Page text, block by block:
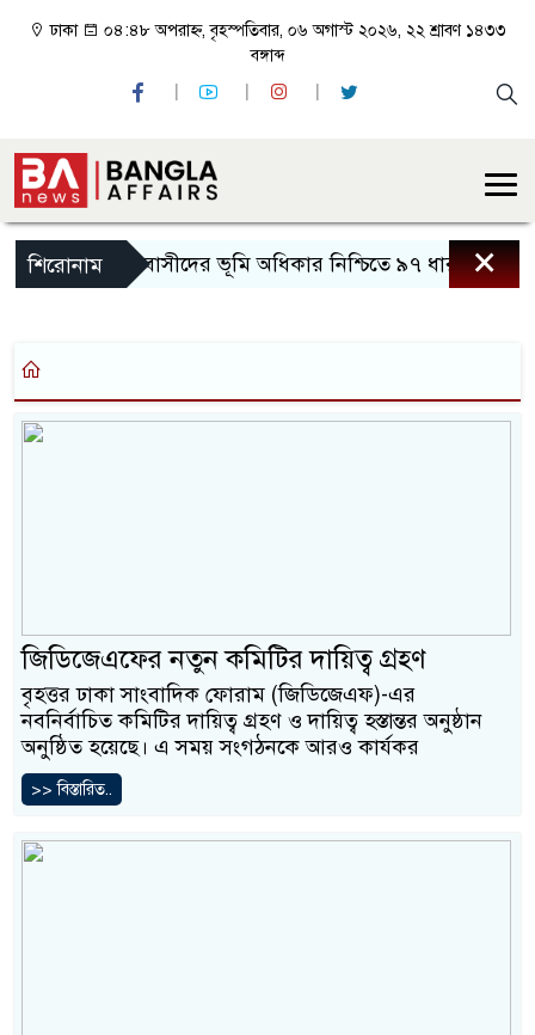
ঢাকা
০৪:৪৮ অপরাহ্ন, বৃহস্পতিবার, ০৬ অগাস্ট ২০২৬, ২২ শ্রাবণ ১৪৩৩
বঙ্গাব্দ
শিরোনামআদিবাসীদের ভূমি অধিকার নিশ্চিতে ৯৭ ধারা ×
জিডিজেএফের নতুন কমিটির দায়িত্ব গ্রহণ
বৃহত্তর ঢাকা সাংবাদিক ফোরাম (জিডিজেএফ)-এর
নবনির্বাচিত কমিটির দায়িত্ব গ্রহণ ও দায়িত্ব হস্তান্তর অনুষ্ঠান
অনুষ্ঠিত হয়েছে। এ সময় সংগঠনকে আরও কার্যকর
>> বিস্তারিত..